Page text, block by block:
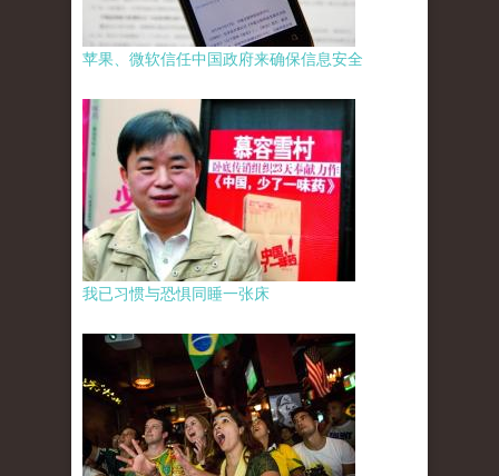
苹果、微软信任中国政府来确保信息安全
我已习惯与恐惧同睡一张床